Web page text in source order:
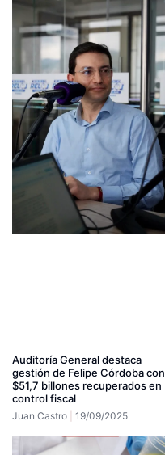
Auditoría General destaca
gestión de Felipe Córdoba con
$51,7 billones recuperados en
control fiscal
Juan Castro 19/09/2025